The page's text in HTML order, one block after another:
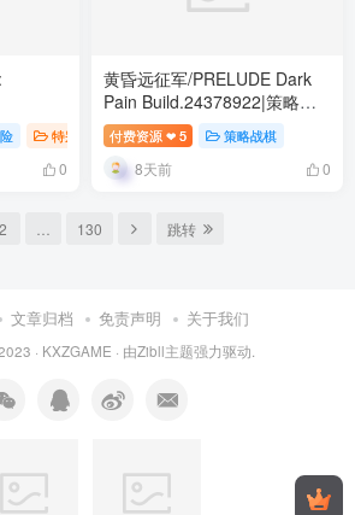
险|容
文版
特别好评
0
黄昏远征军/PRELUDE Dark
Pain Build.24378922|策略战
棋|容量5.7GB|免安装绿色中文
版付费资源 ❤ 5 策略战棋
8天前 0
2 130 跳转
文章归档 免责声明 关于我们
· KXZGAME · 由Zibll主题强力驱动.